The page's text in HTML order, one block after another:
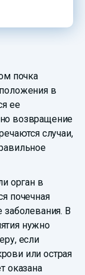
почка
в
ее
возвращение
случаи,
орган в
почечная
заболевания. В
нужно
если
или острая
оказана